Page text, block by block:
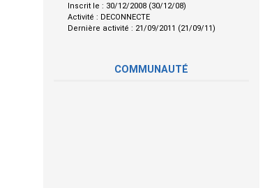
Inscrit le : 30/12/2008 (30/12/08)
Activité : DECONNECTE
Dernière activité : 21/09/2011 (21/09/11)
COMMUNAUTÉ